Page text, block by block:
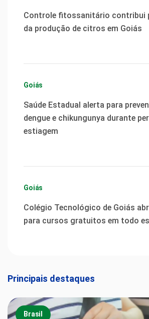
Controle fitossanitário contribui
da produção de citros em Goiás
Goiás
Saúde Estadual alerta para
dengue e chikungunya durante
estiagem
Goiás
Colégio Tecnológico de Goiás
para cursos gratuitos em todo
Principais destaques
Brasil